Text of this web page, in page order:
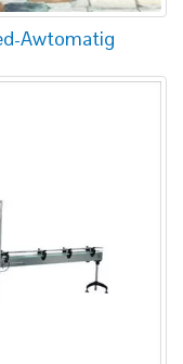
Awtomatig